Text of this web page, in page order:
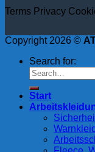
Terms Privacy
Copyright 2026 ©
Search for:
Start